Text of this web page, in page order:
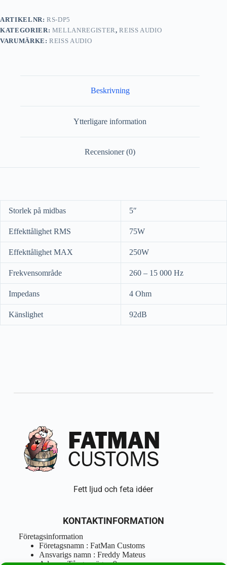
ARTIKELNR:RS-DP5
KATEGORIER: MELLANREGISTER,REISS AUDIO
VARUMÄRKE:REISS AUDIO
Beskrivning
Ytterligare information
Recensioner (0)
Storlek på midbas 5″
Effekttålighet RMS 75W
Effekttålighet MAX 250W
Frekvensområde 260 – 15 000 Hz
Impedans 4 Ohm
Känslighet 92dB
Fett ljud och feta idéer
KONTAKTINFORMATION
Företagsinformation
Företagsnamn : FatMan Customs
Ansvarigs namn : Freddy Mateus